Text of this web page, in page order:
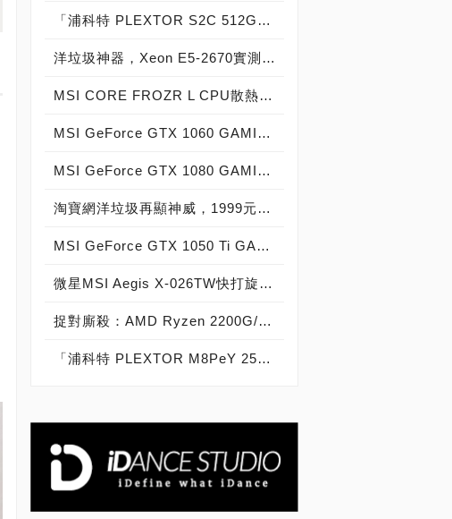
「浦科特 PLEXTOR S2C 512GB SSD」實測開箱，超值型固態硬碟中的優質好貨！
洋垃圾神器，Xeon E5-2670實測開箱大作戰！
MSI CORE FROZR L CPU散熱器實測開箱，微星電競產品再添新兵
MSI GeForce GTX 1060 GAMING X 6G實測開箱，玩家級電競顯示卡中的神兵利器！
MSI GeForce GTX 1080 GAMING X 8G實測開箱，史上最強大Pascal自製顯示卡全面來襲！
淘寶網洋垃圾再顯神威，1999元買到8核心16執行緒Xeon E5-2670神器級處理器！
MSI GeForce GTX 1050 Ti GAMING X 4G實測開箱，中階電競顯示卡中的玩家精品！
微星MSI Aegis X-026TW快打旋風V同梱版實測開箱，VR電競桌機的頂尖之作！
捉對廝殺：AMD Ryzen 2200G/2400G VS Intel Core i3-8100/i5-8400
「浦科特 PLEXTOR M8PeY 256GB、512GB、1TB」實測開箱，玩家級NVMe型PCIe 3.0 x4 SSD效能實測大作戰！